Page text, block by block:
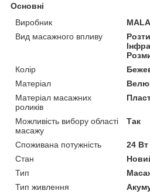
Основні
Виробник
Вид масажного впливу
Колір
Матеріал
Матеріал масажних
роликів
Можливість вибору області
масажу
Так
Споживана потужність
24 Вт
Стан
Тип
Тип живлення